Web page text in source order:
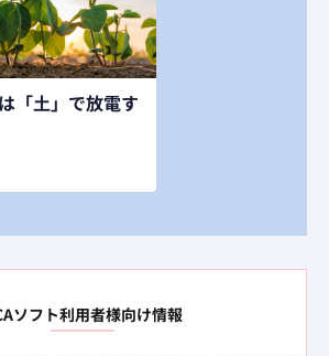
「土」で放電す
ソフト利用者様向け情報